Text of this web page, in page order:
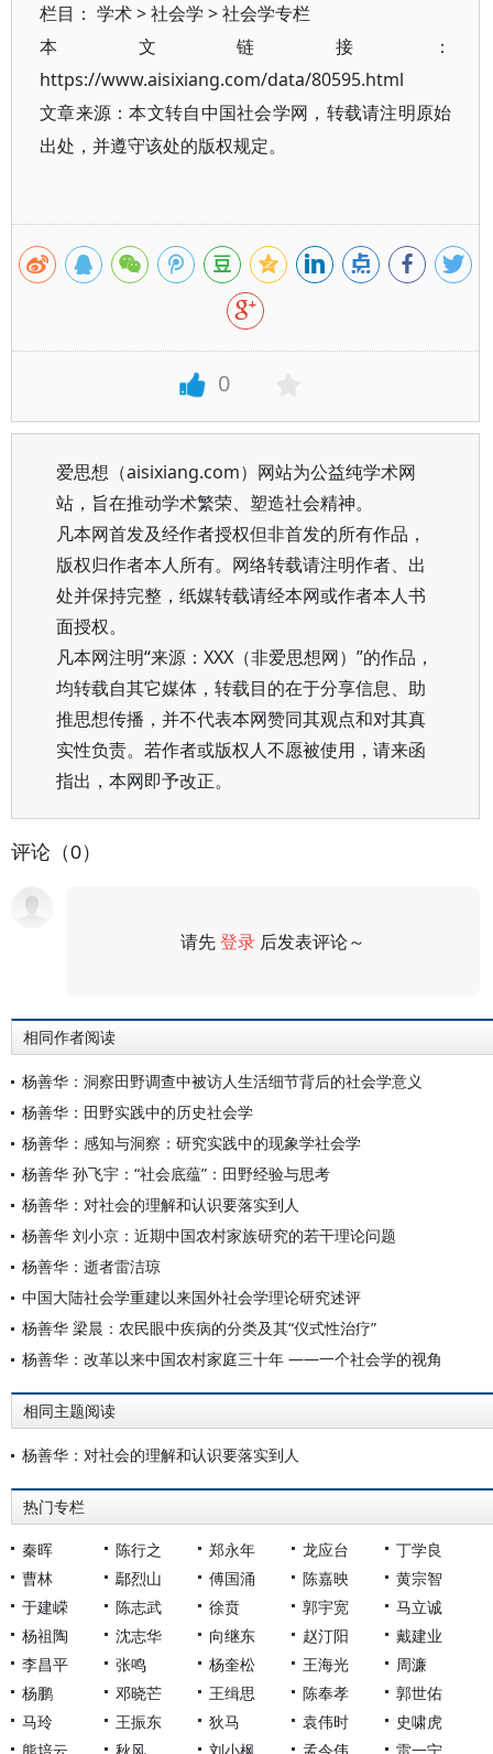
栏目： 学术>社会学 >社会学专栏
本文链接：
https://www.aisixiang.com/data/80595.html
文章来源：本文转自中国社会学网，转载请注明原始
出处，并遵守该处的版权规定。
0
爱思想（aisixiang.com）网站为公益纯学术网
站，旨在推动学术繁荣、塑造社会精神。
凡本网首发及经作者授权但非首发的所有作品，
版权归作者本人所有。网络转载请注明作者、出
处并保持完整，纸媒转载请经本网或作者本人书
面授权。
凡本网注明“来源：XXX（非爱思想网）”的作品，
均转载自其它媒体，转载目的在于分享信息、助
推思想传播，并不代表本网赞同其观点和对其真
实性负责。若作者或版权人不愿被使用，请来函
指出，本网即予改正。
评论（0）
请先登录 后发表评论～
相同作者阅读
杨善华：洞察田野调查中被访人生活细节背后的社会学意义
杨善华：田野实践中的历史社会学
杨善华：感知与洞察：研究实践中的现象学社会学
杨善华 孙飞宇：“社会底蕴”：田野经验与思考
杨善华：对社会的理解和认识要落实到人
杨善华 刘小京：近期中国农村家族研究的若干理论问题
杨善华：逝者雷洁琼
中国大陆社会学重建以来国外社会学理论研究述评
杨善华 梁晨：农民眼中疾病的分类及其“仪式性治疗”
杨善华：改革以来中国农村家庭三十年 ——一个社会学的视角
相同主题阅读
杨善华：对社会的理解和认识要落实到人
热门专栏
秦晖 陈行之 郑永年 龙应台
丁学良
曹林
鄢烈山 傅国涌 陈嘉映
黄宗智
于建嵘
陈志武 徐贲 郭宇宽
马立诚
杨祖陶
沈志华 向继东 赵汀阳
戴建业
李昌平
张鸣 杨奎松 王海光
周濂
杨鹏
邓晓芒 王缉思 陈奉孝
郭世佑
马玲
王振东 狄马 袁伟时
史啸虎